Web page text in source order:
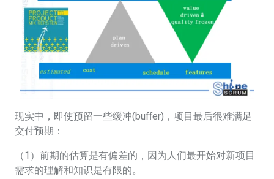
现实中，即使预留一些缓冲(buffer)，项目最后很难满足
交付预期：
（1）前期的估算是有偏差的，因为人们最开始对新项目
需求的理解和知识是有限的。